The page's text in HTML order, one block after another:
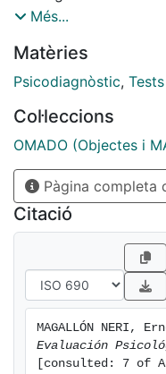
es muy vieja, aunque
Més...
Matèries
Psicodiagnòstic,
Col·leccions
OMADO (Objectes i
Pàgina completa
Citació
Evaluación
[consulted: 7 of